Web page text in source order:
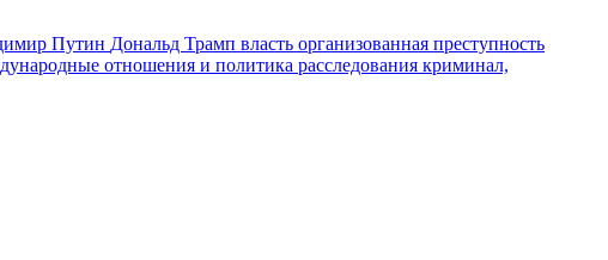
Путин Дональд Трамп власть организованная преступность
отношения и политика расследования криминал,